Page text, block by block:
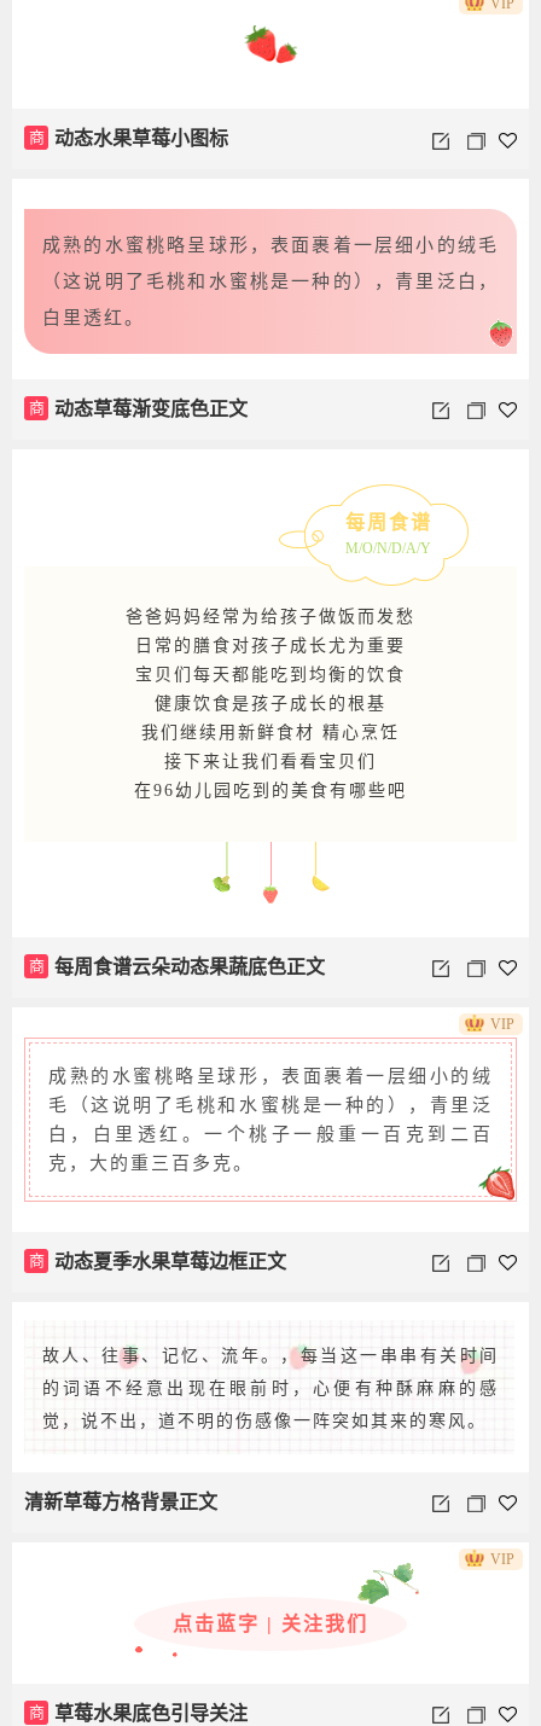
商 动态水果草莓小图标
VIP
成熟的水蜜桃略呈球形，表面裹着一层细小的绒毛
（这说明了毛桃和水蜜桃是一种的），青里泛白，
白里透红。
商 动态草莓渐变底色正文
每周食谱
M/O/N/D/A/Y
爸爸妈妈经常为给孩子做饭而发愁
日常的膳食对孩子成长尤为重要
宝贝们每天都能吃到均衡的饮食
健康饮食是孩子成长的根基
我们继续用新鲜食材 精心烹饪
接下来让我们看看宝贝们
在96幼儿园吃到的美食有哪些吧
商 每周食谱云朵动态果蔬底色正文
成熟的水蜜桃略呈球形，表面裹着一层细小的绒
毛（这说明了毛桃和水蜜桃是一种的），青里泛
白，白里透红。一个桃子一般重一百克到二百
克，大的重三百多克。
商 动态夏季水果草莓边框正文
VIP
故人、往事、记忆、流年。，每当这一串串有关时间
的词语不经意出现在眼前时，心便有种酥麻麻的感
觉，说不出，道不明的伤感像一阵突如其来的寒风。
清新草莓方格背景正文
点击蓝字 | 关注我们
商 草莓水果底色引导关注
VIP